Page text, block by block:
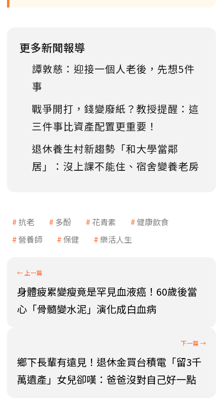
更多新聞報導
譚敦慈：迎接一個人老後，先想5件
事
戰爭開打，錢變廢紙？教授提醒：這
三件事比資產配置更重要！
退休養生村新趨勢「和大學當鄰
居」：沒上課不能住、宿舍變養老房
抗老 多酚 花青素
健康飲食
營養師
保健 樂活人生
身體疲累變瘦竟是罕見血液癌！60歲後當
心「骨髓變水泥」演化成白血病
鄉下長輩有遠見！退休金買台積電「留3千
萬遺產」女兒卻嘆：爸爸沒對自己好一點